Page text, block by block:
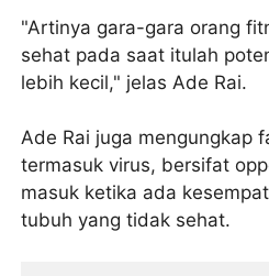
"Artinya gara-gara orang
sehat pada saat itulah
lebih kecil," jelas Ade Rai.
Ade Rai juga mengungkap
termasuk virus, bersifat
masuk ketika ada
tubuh yang tidak sehat.